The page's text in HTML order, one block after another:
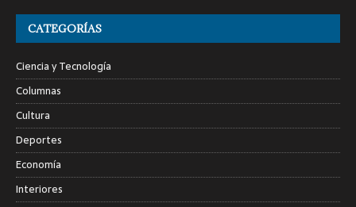
CATEGORÍAS
Ciencia y Tecnología
Columnas
Cultura
Deportes
Economía
Interiores